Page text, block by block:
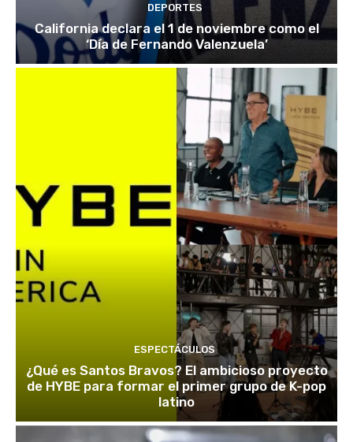
DEPORTES
California declara el 1 de noviembre como el
‘Día de Fernando Valenzuela’
ESPECTÁCULOS
¿Qué es Santos Bravos? El ambicioso proyecto
de HYBE para formar el primer grupo de K-pop
latino